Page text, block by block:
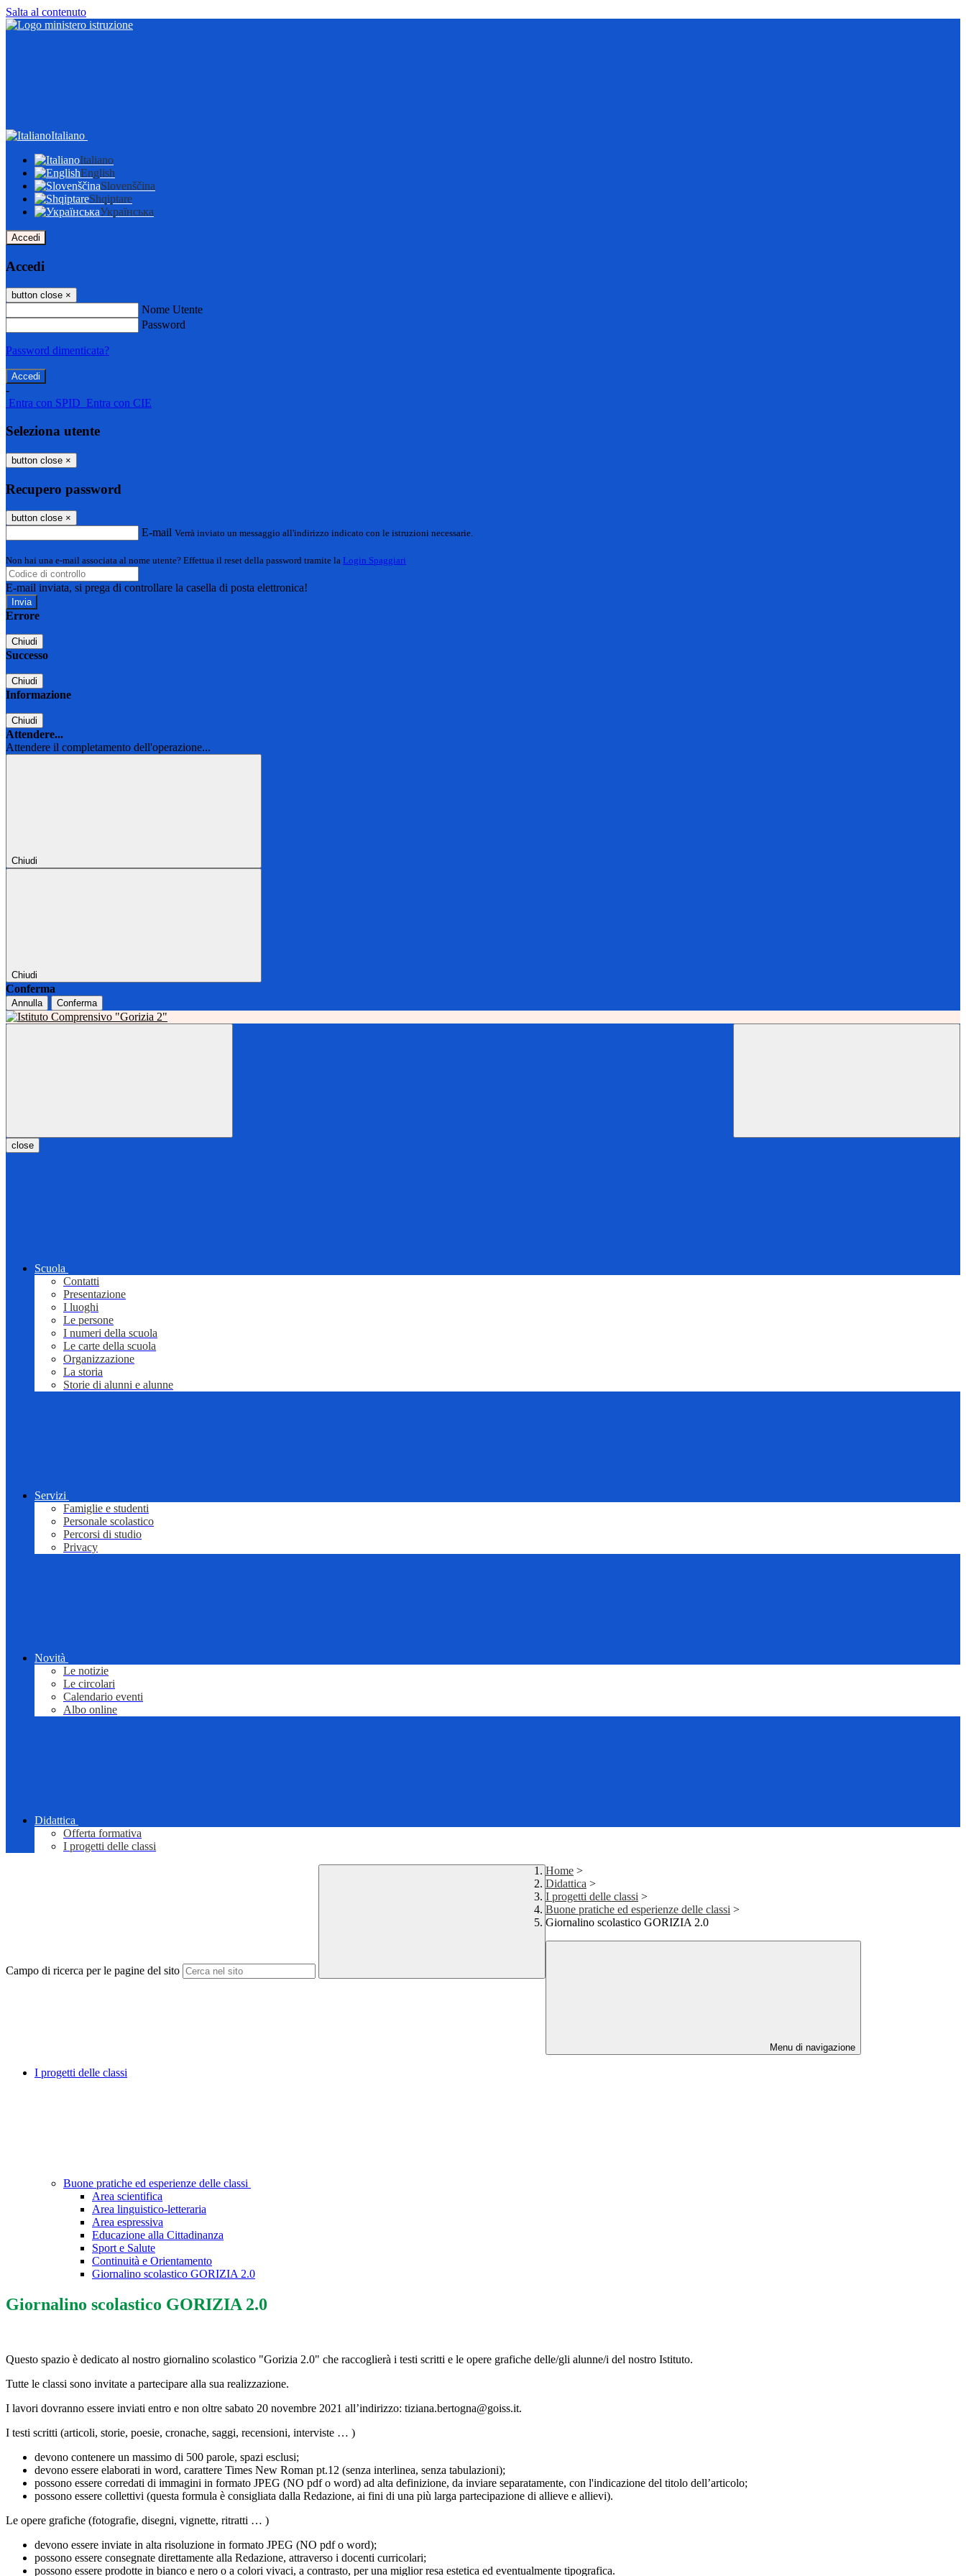
Salta al contenuto
Italiano
Italiano
English
Slovenščina
Shqiptare
Українська
Accedi
Accedi
button close ×
Nome Utente
Password
Password dimenticata?
-
Entra con SPID Entra con CIE
Seleziona utente
button close ×
Recupero password
button close ×
E-mail Verrà inviato un messaggio all'indirizzo indicato con le istruzioni necessarie.
Non hai una e-mail associata al nome utente? Effettua il reset della password tramite la Login Spaggiari
E-mail inviata, si prega di controllare la casella di posta elettronica!
Errore
Chiudi
Successo
Chiudi
Informazione
Chiudi
Attendere...
Attendere il completamento dell'operazione...
Chiudi
Chiudi
Conferma
Annulla Conferma
close
Scuola
Contatti
Presentazione
I luoghi
Le persone
I numeri della scuola
Le carte della scuola
Organizzazione
La storia
Storie di alunni e alunne
Servizi
Famiglie e studenti
Personale scolastico
Percorsi di studio
Privacy
Novità
Le notizie
Le circolari
Calendario eventi
Albo online
Didattica
Offerta formativa
I progetti delle classi
Campo di ricerca per le pagine del sito
Home >
Didattica >
I progetti delle classi >
Buone pratiche ed esperienze delle classi >
Giornalino scolastico GORIZIA 2.0
Menu di navigazione
I progetti delle classi
Buone pratiche ed esperienze delle classi
Area scientifica
Area linguistico-letteraria
Area espressiva
Educazione alla Cittadinanza
Sport e Salute
Continuità e Orientamento
Giornalino scolastico GORIZIA 2.0
Giornalino scolastico GORIZIA 2.0
Questo spazio è dedicato al nostro giornalino scolastico "Gorizia 2.0" che raccoglierà i testi scritti e le opere grafiche delle/gli alunne/i del nostro Istituto.
Tutte le classi sono invitate a partecipare alla sua realizzazione.
I lavori dovranno essere inviati entro e non oltre sabato 20 novembre 2021 all’indirizzo: tiziana.bertogna@goiss.it.
I testi scritti (articoli, storie, poesie, cronache, saggi, recensioni, interviste … )
devono contenere un massimo di 500 parole, spazi esclusi;
devono essere elaborati in word, carattere Times New Roman pt.12 (senza interlinea, senza tabulazioni);
possono essere corredati di immagini in formato JPEG (NO pdf o word) ad alta definizione, da inviare separatamente, con l'indicazione del titolo dell’articolo;
possono essere collettivi (questa formula è consigliata dalla Redazione, ai fini di una più larga partecipazione di allieve e allievi).
Le opere grafiche (fotografie, disegni, vignette, ritratti … )
devono essere inviate in alta risoluzione in formato JPEG (NO pdf o word);
possono essere consegnate direttamente alla Redazione, attraverso i docenti curricolari;
possono essere prodotte in bianco e nero o a colori vivaci, a contrasto, per una miglior resa estetica ed eventualmente tipografica.